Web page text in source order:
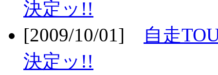
決定ッ!!
[2009/10/01]
自走
決定ッ!!